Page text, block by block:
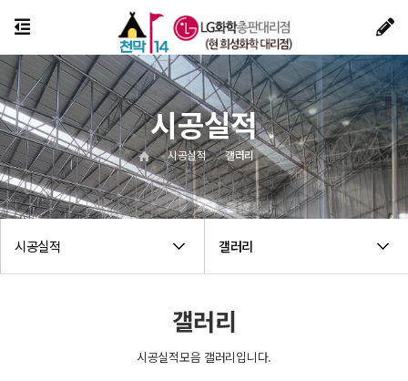
시공실적 갤러리
시공실적 갤러리
시공실적
갤러리
시공실적모음 갤러리입니다.